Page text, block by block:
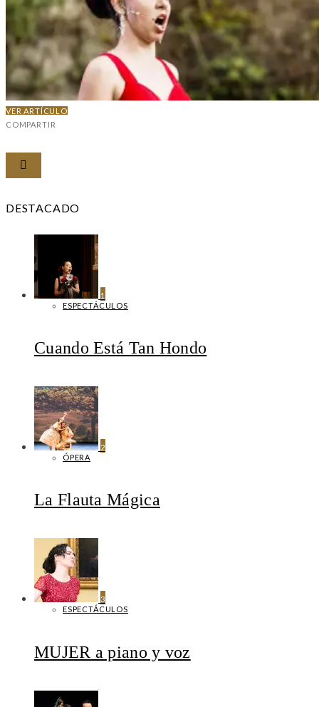
VER ARTÍCULO
COMPARTIR
DESTACADO
1
ESPECTÁCULOS
Cuando Está Tan Hondo
2
ÓPERA
La Flauta Mágica
3
ESPECTÁCULOS
MUJER a piano y voz